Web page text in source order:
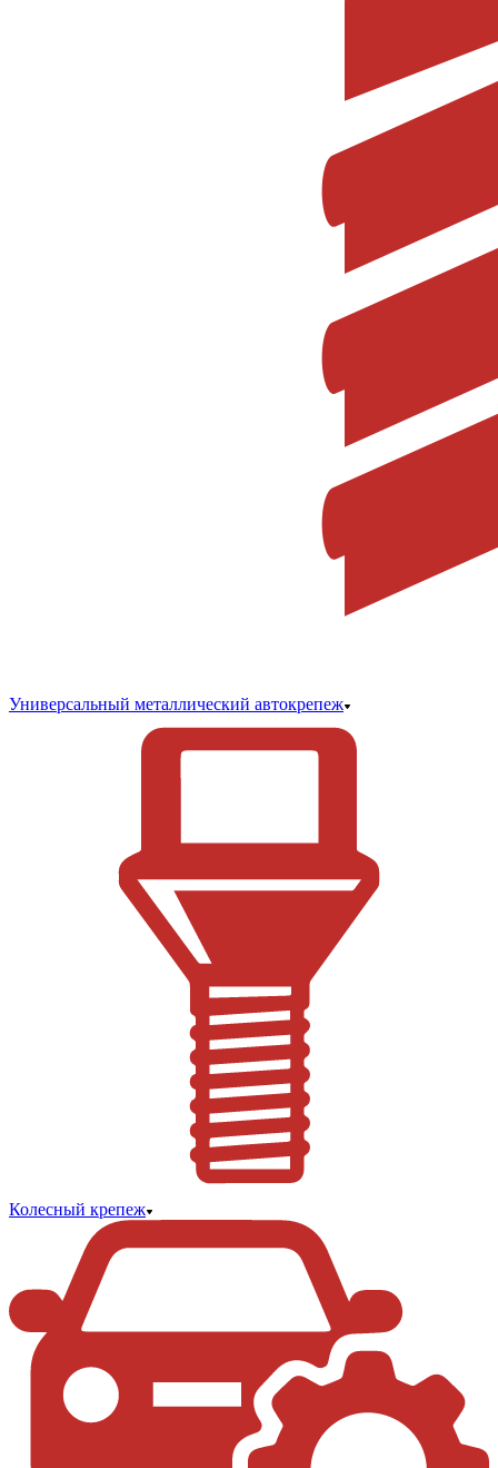
Универсальный металлический автокрепеж
Колесный крепеж